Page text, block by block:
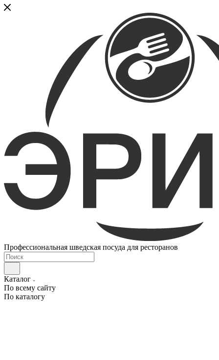
Профессиональная шведская посуда для ресторанов
Каталог
По всему сайту
По каталогу